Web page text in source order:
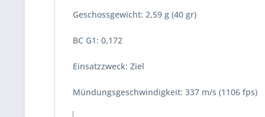
Geschossgewicht: 2,59 g (40 gr)
BC G1: 0,172
Einsatzzweck: Ziel
Mündungsgeschwindigkeit: 337 m/s (1106 fps)